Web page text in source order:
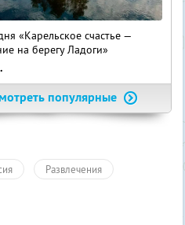
«Карельское счастье —
на берегу Ладоги»
популярные
Развлечения